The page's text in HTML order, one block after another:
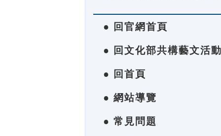
● 回官網首頁
● 回文化部共構藝文活
● 回首頁
● 網站導覽
● 常見問題